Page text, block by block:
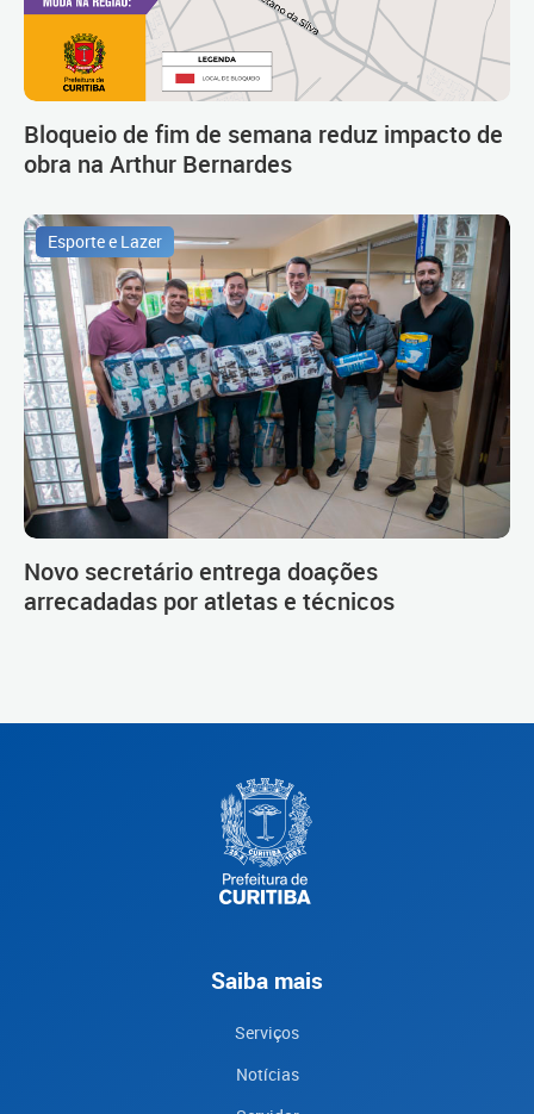
Bloqueio de fim de semana reduz impacto de
obra na Arthur Bernardes
Esporte e Lazer
Novo secretário entrega doações
arrecadadas por atletas e técnicos
Saiba mais
Serviços
Notícias